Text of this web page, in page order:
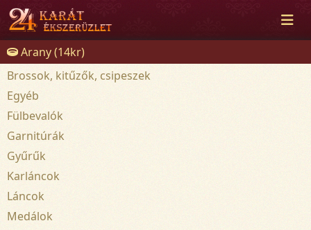
Arany (14kr)
Brossok, kitűzők, csipeszek
Egyéb
Fülbevalók
Garnitúrák
Gyűrűk
Karláncok
Láncok
Medálok